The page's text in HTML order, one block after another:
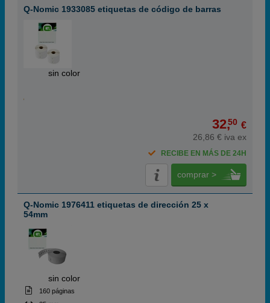
Q-Nomic 1933085 etiquetas de código de barras
sin color
32,50 €
26,86 € iva ex
RECIBE EN MÁS DE 24H
comprar >
Q-Nomic 1976411 etiquetas de dirección 25 x
54mm
sin color
160 páginas